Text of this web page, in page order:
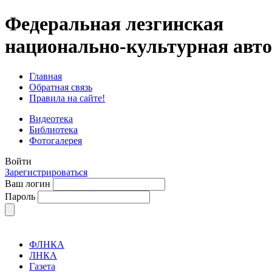
Федеральная лезгинская
национально-культурная
Главная
Обратная связь
Правила на сайте!
Видеотека
Библиотека
Фотогалерея
Войти
Зарегистрироваться
Ваш логин
Пароль
ФЛНКА
ЛНКА
Газета